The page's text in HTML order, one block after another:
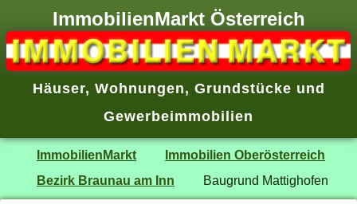
ImmobilienMarkt Österreich
Häuser, Wohnungen, Grundstücke und
Gewerbeimmobilien
ImmobilienMarkt
Immobilien Oberösterreich
Bezirk Braunau am Inn
Baugrund Mattighofen